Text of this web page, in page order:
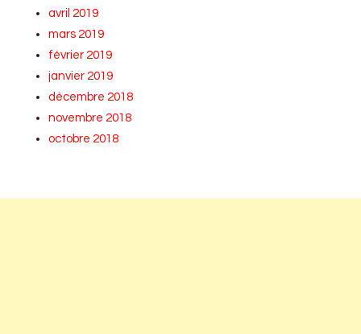
avril 2019
mars 2019
février 2019
janvier 2019
décembre 2018
novembre 2018
octobre 2018